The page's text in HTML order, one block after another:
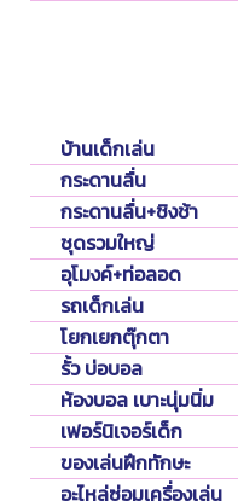
บ้านเด็กเล่น
กระดานลื่น
กระดานลื่น+ชิงช้า
ชุดรวมใหญ่
อุโมงค์+ท่อลอด
รถเด็กเล่น
โยกเยกตุ๊กตา
รั้ว บ่อบอล
ห้องบอล เบาะนุ่มนิ่ม
เฟอร์นิเจอร์เด็ก
ของเล่นฝึกทักษะ
อะไหล่ซ่อมเครื่องเล่น